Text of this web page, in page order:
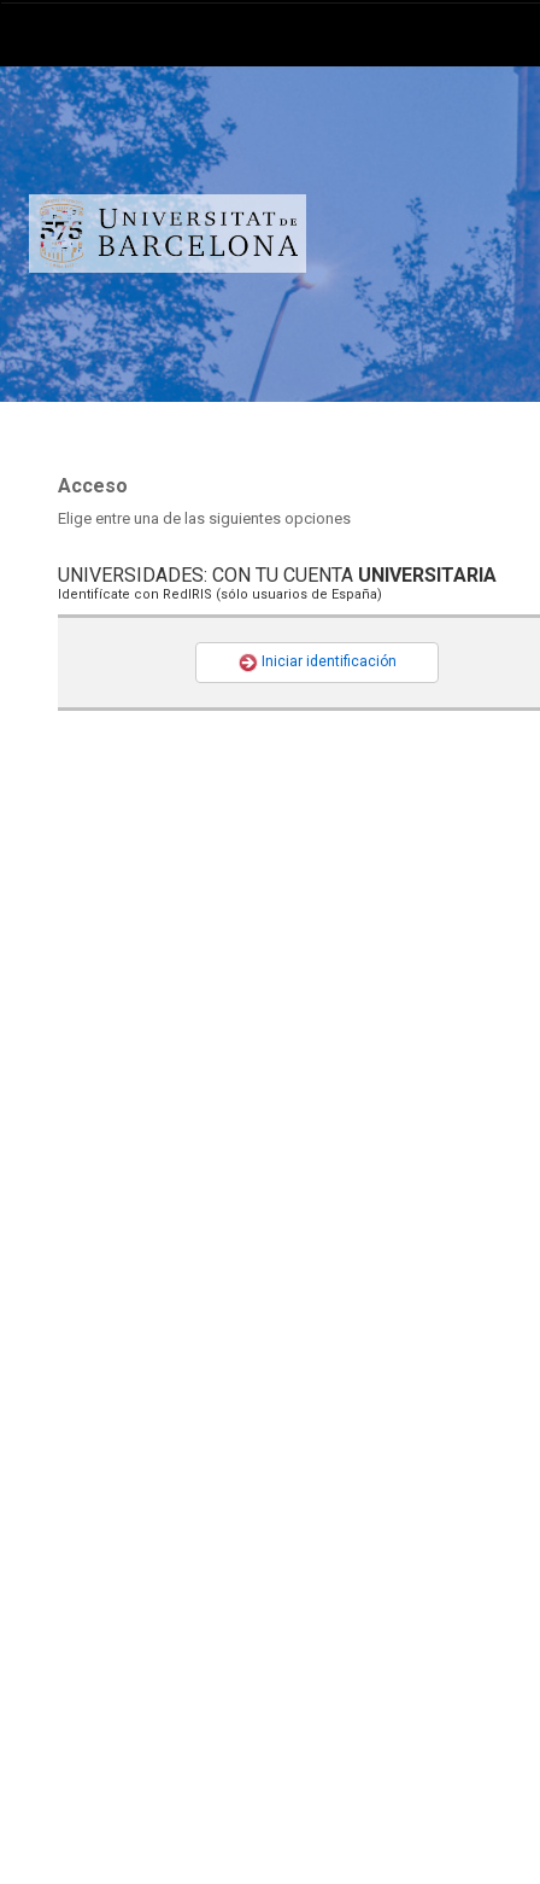
Acceso
Elige entre una de las siguientes opciones
UNIVERSIDADES: CON TU CUENTA UNIVERSITARIA
Identifícate con RedIRIS (sólo usuarios de España)
Iniciar identificación